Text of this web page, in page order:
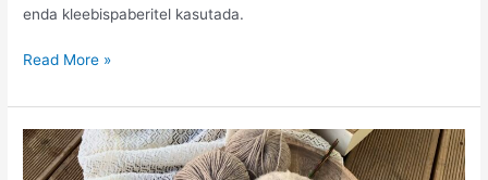
enda kleebispaberitel kasutada.
Miks
kasutan
Bullet
Journali
Read More »